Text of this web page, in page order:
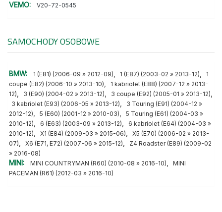
VEMO: V20-72-0545
SAMOCHODY OSOBOWE
BMW: 1 (E81) (2006-09 » 2012-09), 1 (E87) (2003-02 » 2013-12),
1
coupe (E82) (2006-10 » 2013-10),
1 kabriolet (E88) (2007-12 » 2013-
12), 3 (E90) (2004-02 » 2013-12), 3 coupe (E92) (2005-01 » 2013-12),
3 kabriolet (E93) (2006-05 » 2013-12),
3 Touring (E91) (2004-12 »
2012-12), 5 (E60) (2001-12 » 2010-03),
5 Touring (E61) (2004-03 »
2010-12), 6 (E63) (2003-09 » 2013-12),
6 kabriolet (E64) (2004-03 »
2010-12), X1 (E84) (2009-03 » 2015-06),
X5 (E70) (2006-02 » 2013-
07), X6 (E71, E72) (2007-06 » 2015-12),
Z4 Roadster (E89) (2009-02
» 2016-08)
MINI: MINI COUNTRYMAN (R60) (2010-08 » 2016-10),
MINI
PACEMAN (R61) (2012-03 » 2016-10)